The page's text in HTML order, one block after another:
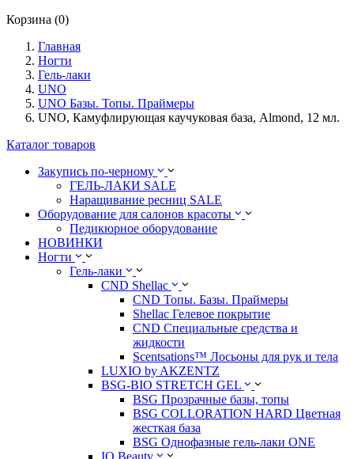
Корзина (0)
Главная
Ногти
Гель-лаки
UNO
UNO Базы. Топы. Праймеры
UNO, Камуфлирующая каучуковая база, Almond, 12 мл.
Каталог товаров
Закупись по-черному
ГЕЛЬ-ЛАКИ SALE
Наращивание ресниц SALE
Оборудование для салонов красоты
Педикюрное оборудование
НОВИНКИ
Ногти
Гель-лаки
CND Shellac
CND Топы. Базы. Праймеры
Shellac Гелевое покрытие
CND Специальные средства и
жидкости
Scentsations™ Лосьоны для рук и тела
LUXIO by AKZENTZ
BSG-BIO STRETCH GEL
BSG Прозрачные базы, топы
BSG COLLORATION HARD Цветная
жесткая база
BSG Однофазные гель-лаки ONE
IQ Beauty